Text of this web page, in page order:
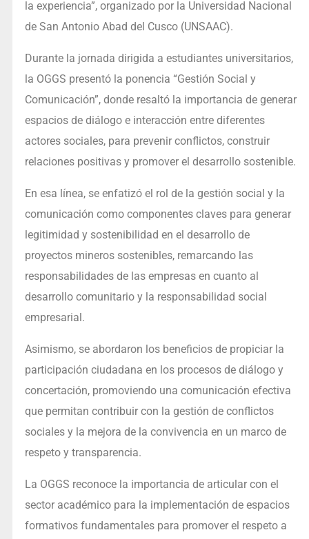
la experiencia”, organizado por la Universidad Nacional
de San Antonio Abad del Cusco (UNSAAC).
Durante la jornada dirigida a estudiantes universitarios,
la OGGS presentó la ponencia “Gestión Social y
Comunicación”, donde resaltó la importancia de generar
espacios de diálogo e interacción entre diferentes
actores sociales, para prevenir conflictos, construir
relaciones positivas y promover el desarrollo sostenible.
En esa línea, se enfatizó el rol de la gestión social y la
comunicación como componentes claves para generar
legitimidad y sostenibilidad en el desarrollo de
proyectos mineros sostenibles, remarcando las
responsabilidades de las empresas en cuanto al
desarrollo comunitario y la responsabilidad social
empresarial.
Asimismo, se abordaron los beneficios de propiciar la
participación ciudadana en los procesos de diálogo y
concertación, promoviendo una comunicación efectiva
que permitan contribuir con la gestión de conflictos
sociales y la mejora de la convivencia en un marco de
respeto y transparencia.
La OGGS reconoce la importancia de articular con el
sector académico para la implementación de espacios
formativos fundamentales para promover el respeto a